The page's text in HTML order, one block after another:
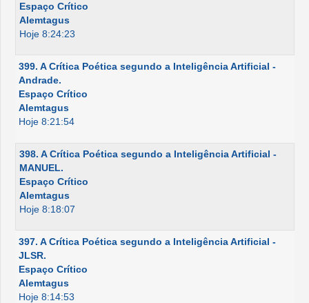
Espaço Crítico
Alemtagus
Hoje 8:24:23
399. A Crítica Poética segundo a Inteligência Artificial -
Andrade.
Espaço Crítico
Alemtagus
Hoje 8:21:54
398. A Crítica Poética segundo a Inteligência Artificial -
MANUEL.
Espaço Crítico
Alemtagus
Hoje 8:18:07
397. A Crítica Poética segundo a Inteligência Artificial -
JLSR.
Espaço Crítico
Alemtagus
Hoje 8:14:53